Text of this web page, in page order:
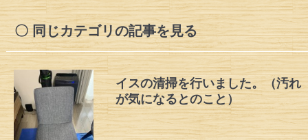
同じカテゴリの記事を見る
イスの清掃を行いました。（汚れ
が気になるとのこと）